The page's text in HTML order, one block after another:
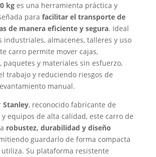
kges una herramienta práctica y
para facilitar el transporte de
de manera eficiente y segura. Ideal
industriales, almacenes, talleres y uso
carro permite mover cajas,
paquetes y materiales sin esfuerzo,
trabajo y reduciendo riesgos de
manual.
Stanley, reconocido fabricante de
equipos de alta calidad, este carro de
robustez, durabilidad y diseño
guardarlo de forma compacta
Su plataforma resistente